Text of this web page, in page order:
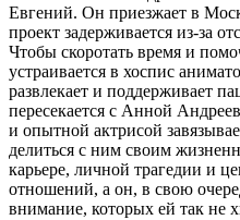
Евгений. Он приезжает в
проект задерживается из-за
Чтобы скоротать время и
устраивается в хоспис
развлекает и поддерживает
пересекается с Анной
и опытной актрисой
делиться с ним своим
карьере, личной трагедии и
отношений, а он, в свою
внимание, которых ей так не